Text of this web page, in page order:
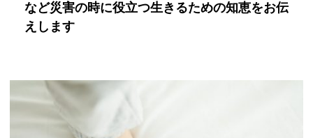
など災害の時に役立つ生きるための知恵をお伝
えします